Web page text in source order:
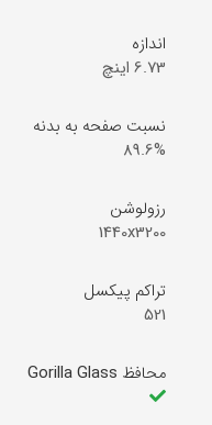
اندازه
6.73 اینچ
نسبت صفحه به بدنه
89.6%
رزولوشن
1440x3200
تراکم پیکسل‌
521
محافظ Gorilla Glass